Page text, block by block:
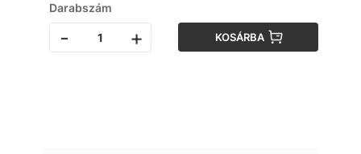
Darabszám
- + KOSÁRBA